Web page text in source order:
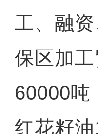
工、融
保区加
60000吨
红花籽